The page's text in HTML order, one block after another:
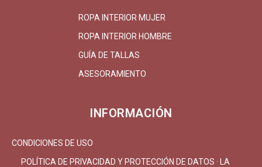
ROPA INTERIOR MUJER
ROPA INTERIOR HOMBRE
GUÍA DE TALLAS
ASESORAMIENTO
INFORMACIÓN
CONDICIONES DE USO
POLÍTICA DE PRIVACIDAD Y PROTECCIÓN DE DATOS · LA